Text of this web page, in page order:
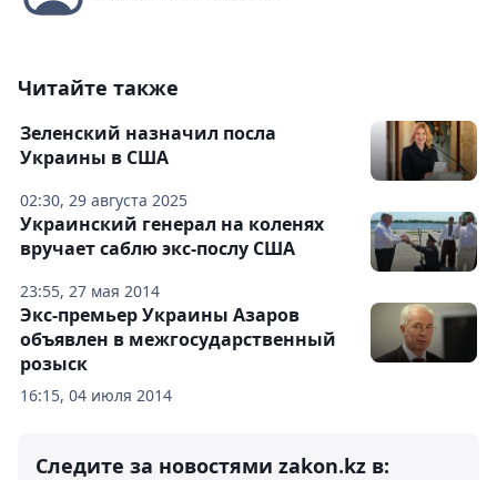
Читайте также
02:30, 29 августа 2025
Зеленский назначил посла
Украины в США
23:55, 27 мая 2014
Украинский генерал на коленях
вручает саблю экс-послу США
16:15, 04 июля 2014
Экс-премьер Украины Азаров
объявлен в межгосударственный
розыск
Следите за новостями zakon.kz в: